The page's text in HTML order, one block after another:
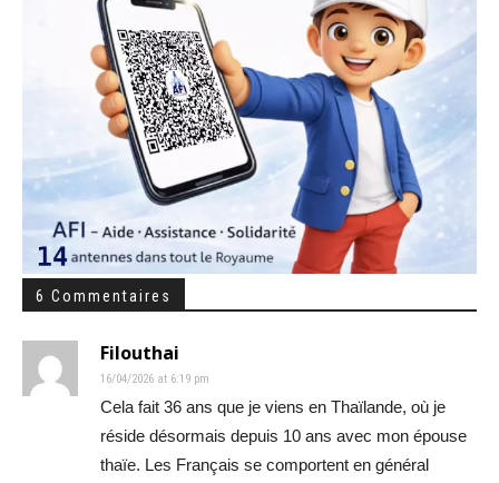
6 Commentaires
Filouthai
16/04/2026 at 6:19 pm
Cela fait 36 ans que je viens en Thaïlande, où je
réside désormais depuis 10 ans avec mon épouse
thaïe. Les Français se comportent en général